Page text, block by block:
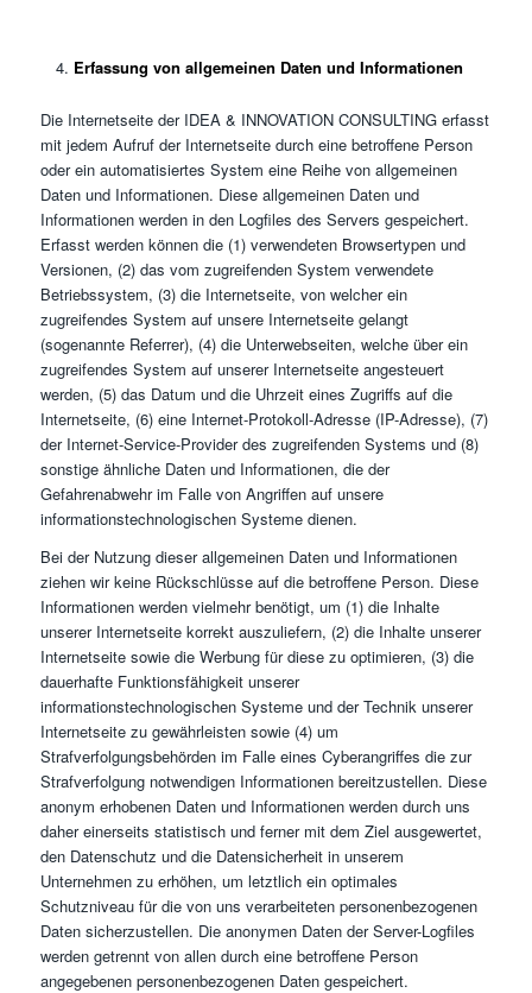
Erfassung von allgemeinen Daten und Informationen
Die Internetseite der IDEA & INNOVATION CONSULTING erfasst
mit jedem Aufruf der Internetseite durch eine betroffene Person
oder ein automatisiertes System eine Reihe von allgemeinen
Daten und Informationen. Diese allgemeinen Daten und
Informationen werden in den Logfiles des Servers gespeichert.
Erfasst werden können die (1) verwendeten Browsertypen und
Versionen, (2) das vom zugreifenden System verwendete
Betriebssystem, (3) die Internetseite, von welcher ein
zugreifendes System auf unsere Internetseite gelangt
(sogenannte Referrer), (4) die Unterwebseiten, welche über ein
zugreifendes System auf unserer Internetseite angesteuert
werden, (5) das Datum und die Uhrzeit eines Zugriffs auf die
Internetseite, (6) eine Internet-Protokoll-Adresse (IP-Adresse), (7)
der Internet-Service-Provider des zugreifenden Systems und (8)
sonstige ähnliche Daten und Informationen, die der
Gefahrenabwehr im Falle von Angriffen auf unsere
informationstechnologischen Systeme dienen.
Bei der Nutzung dieser allgemeinen Daten und Informationen
ziehen wir keine Rückschlüsse auf die betroffene Person. Diese
Informationen werden vielmehr benötigt, um (1) die Inhalte
unserer Internetseite korrekt auszuliefern, (2) die Inhalte unserer
Internetseite sowie die Werbung für diese zu optimieren, (3) die
dauerhafte Funktionsfähigkeit unserer
informationstechnologischen Systeme und der Technik unserer
Internetseite zu gewährleisten sowie (4) um
Strafverfolgungsbehörden im Falle eines Cyberangriffes die zur
Strafverfolgung notwendigen Informationen bereitzustellen. Diese
anonym erhobenen Daten und Informationen werden durch uns
daher einerseits statistisch und ferner mit dem Ziel ausgewertet,
den Datenschutz und die Datensicherheit in unserem
Unternehmen zu erhöhen, um letztlich ein optimales
Schutzniveau für die von uns verarbeiteten personenbezogenen
Daten sicherzustellen. Die anonymen Daten der Server-Logfiles
werden getrennt von allen durch eine betroffene Person
angegebenen personenbezogenen Daten gespeichert.